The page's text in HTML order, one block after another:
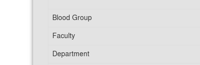
Blood Group
Faculty
Department